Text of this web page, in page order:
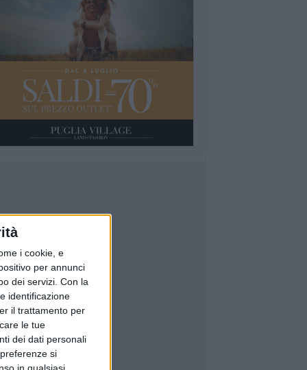
i cookie, e
per annunci
dei servizi. Con la
identificazione
il trattamento per
le tue
dei dati personali
si
in qualsiasi